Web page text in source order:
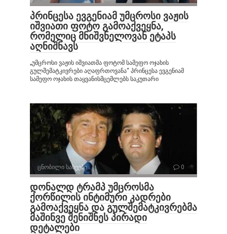
პრინცესა ევგენიამ უმცროსი ვაჟის
იშვიათი ფოტო გამოაქვეყნა,
რომელიც მნიშვნელოვან ეტაპს
აღნიშნავს
„უმცროსი ვაჟის იშვიათმა ფოტომ სამეფო ოჯახის
გულშემატკივრები აღაფრთოვანა“ პრინცესა ევგენიამ
სამეფო ოჯახის თაყვანისმცემლებს საკუთარი
ცნობილი სახეები 0
დონალდ ტრამპ უმცროსმა
ქორწილის ინტიმური კადრები
გამოაქვეყნა და გულშემატკივრებმა
მაშინვე შენიშნეს პირადი
დეტალები